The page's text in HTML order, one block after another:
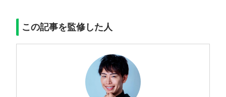
この記事を監修した人